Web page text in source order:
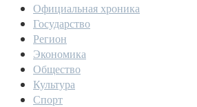
Официальная хроника
Государство
Регион
Экономика
Общество
Культура
Спорт